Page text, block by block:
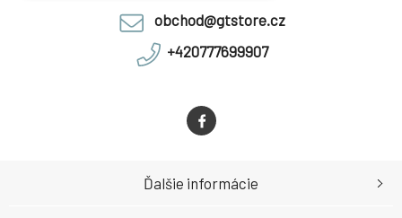
obchod@gtstore.cz
+420777699907
Ďalšie informácie